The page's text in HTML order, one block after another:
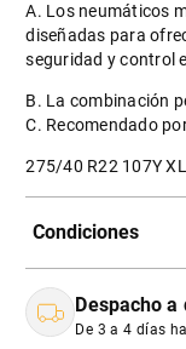
A. Los neumáticos
diseñadas para
seguridad y control
B. La combinación
C. Recomendado
275/40 R22 107Y
Condiciones
Despacho a
De 3 a 4 días